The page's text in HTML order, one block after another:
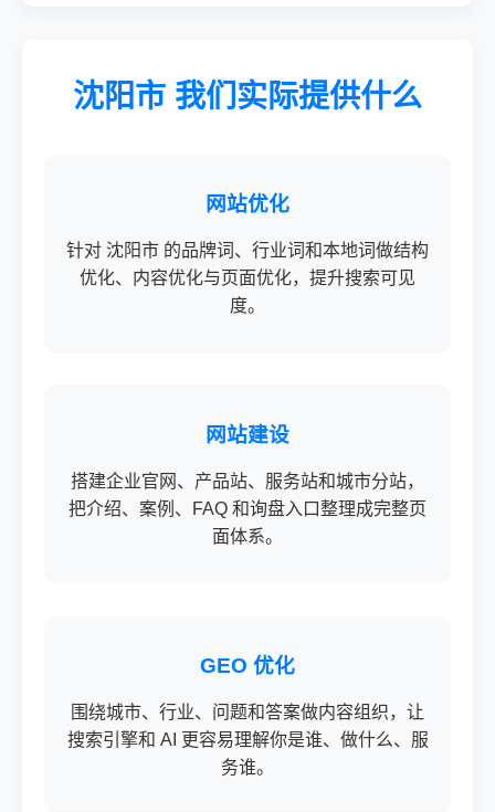
沈阳市 我们实际提供什么
网站优化
针对 沈阳市 的品牌词、行业词和本地词做结构
优化、内容优化与页面优化，提升搜索可见
度。
网站建设
搭建企业官网、产品站、服务站和城市分站，
把介绍、案例、FAQ 和询盘入口整理成完整页
面体系。
GEO 优化
围绕城市、行业、问题和答案做内容组织，让
搜索引擎和 AI 更容易理解你是谁、做什么、服
务谁。